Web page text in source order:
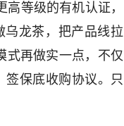
等级的有机认证，
乌龙茶，把产品线拉
式再做实一点，不仅
签保底收购协议。只